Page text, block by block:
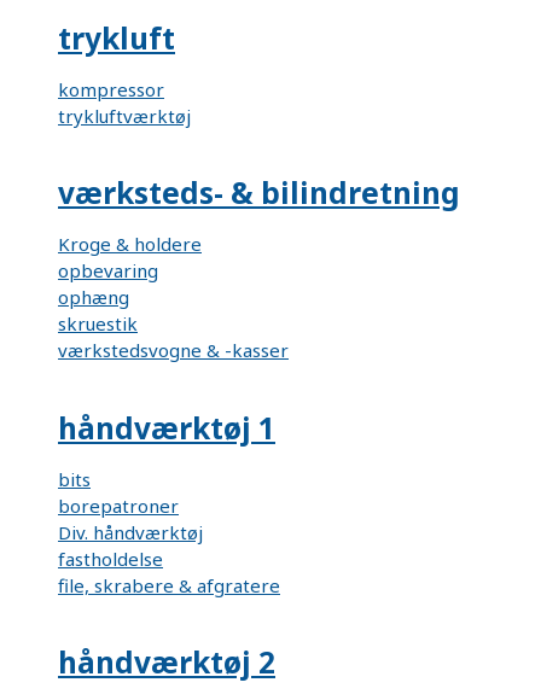
trykluft
kompressor
trykluftværktøj
værksteds- & bilindretning
Kroge & holdere
opbevaring
ophæng
skruestik
værkstedsvogne & -kasser
håndværktøj 1
bits
borepatroner
Div. håndværktøj
fastholdelse
file, skrabere & afgratere
håndværktøj 2